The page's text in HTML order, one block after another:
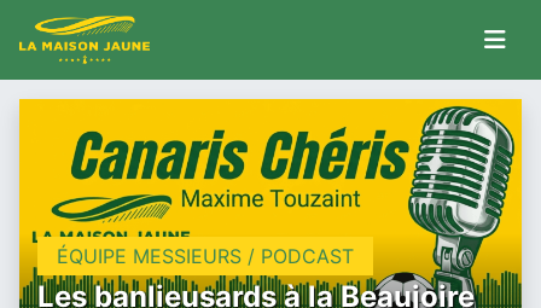
ÉQUIPE MESSIEURS / PODCAST
Les banlieusards à la Beaujoire